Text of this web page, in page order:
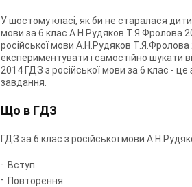
У шостому класі, як би не старалася
мови за 6 клас А.Н.Рудяков Т.Я.Фролова
російської мови А.Н.Рудяков
експериментувати і самостійно шукати
2014 ГДЗ з російської мови за 6 клас -
завдання.
Що в ГДЗ
ГДЗ за 6 клас з російської мови
Вступ
Повторення